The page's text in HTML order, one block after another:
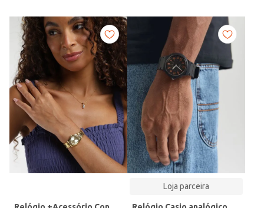
Loja parceira